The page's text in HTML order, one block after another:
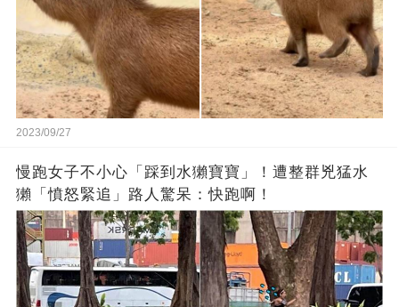
2023/09/27
慢跑女子不小心「踩到水獺寶寶」！遭整群兇猛水
獺「憤怒緊追」路人驚呆：快跑啊！